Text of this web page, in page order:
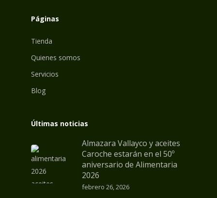
Páginas
Tienda
Quienes somos
Servicios
Blog
Últimas noticias
Almazara Vallayco y aceites
Caroche estarán en el 50º
aniversario de Alimentaria
2026
febrero 26, 2026